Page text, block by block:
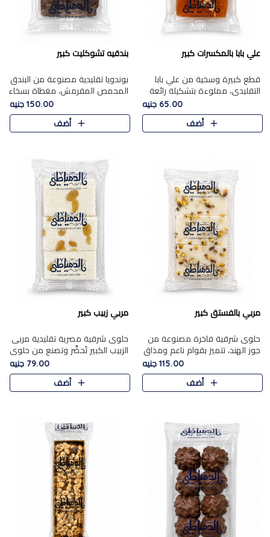
علي بابا بالمكسرات كبير
قطع كبيرة وسخية من علي بابا
التقليدي، مملوءة بتشكيلة رائعة
من المكسرات المحمصة المحمرة.
65.00 جنيه
أضف
بندقيه تشوكليت كبير
بوندويا تقليدية مصنوعة من البندق
المحمص المقرمش، مغطاة بسخاء
بشوكولاتة فاخرة غنية لتحقيق
التوازن المثالي بين قوام القرمشة
ونكهة الشوكولاتة ا..
150.00 جنيه
أضف
مربي بالفستق كبير
حلوى شرقية فاخرة مصنوعة من
جوز الهند، تتميز بقوام ناعم ومذاق
غني، وتزين بقطع من الفستق
الفاخر التي تضيف عليها قرمشة
115.00 جنيه
أضف
مربي زبيب كبير
حلوى شرقية مصرية تقليدية مربى
الزبيب الكبير تُحضَّر وتصنع من حلوي
جوز الهند باسد بقوام طري ومذاق
غني، وتُزين وتغطا بحبات الزبيب
الذهبي التي ..
79.00 جنيه
أضف